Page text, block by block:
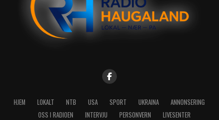
HJEM LOKALT NTB USA SPORT UKRAINA
ANNONSERING
OSS I RADIOEN
INTERVJU PERSONVERN LIVESENTER